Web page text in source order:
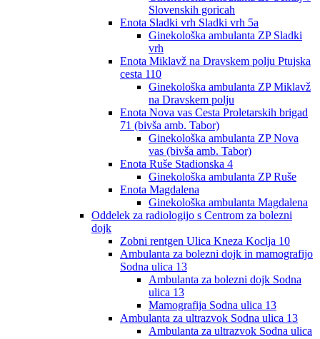
Slovenskih goricah
Enota Sladki vrh Sladki vrh 5a
Ginekološka ambulanta ZP Sladki
vrh
Enota Miklavž na Dravskem polju Ptujska
cesta 110
Ginekološka ambulanta ZP Miklavž
na Dravskem polju
Enota Nova vas Cesta Proletarskih brigad
71 (bivša amb. Tabor)
Ginekološka ambulanta ZP Nova
vas (bivša amb. Tabor)
Enota Ruše Stadionska 4
Ginekološka ambulanta ZP Ruše
Enota Magdalena
Ginekološka ambulanta Magdalena
Oddelek za radiologijo s Centrom za bolezni
dojk
Zobni rentgen Ulica Kneza Koclja 10
Ambulanta za bolezni dojk in mamografijo
Sodna ulica 13
Ambulanta za bolezni dojk Sodna
ulica 13
Mamografija Sodna ulica 13
Ambulanta za ultrazvok Sodna ulica 13
Ambulanta za ultrazvok Sodna ulica